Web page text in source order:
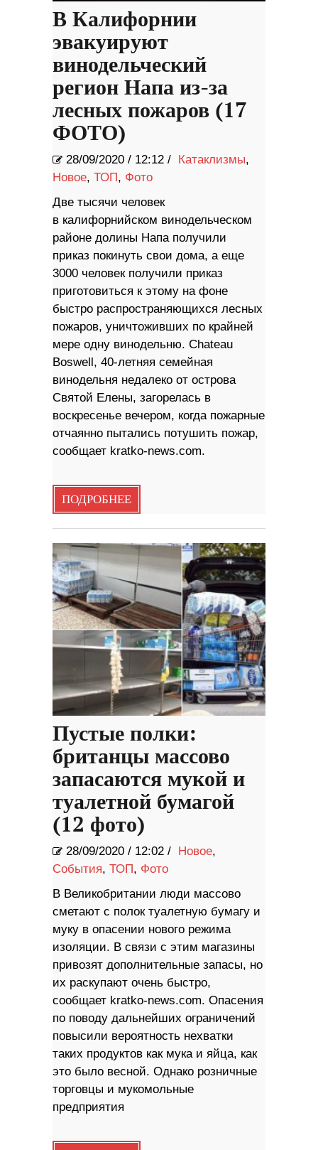
В Калифорнии
эвакуируют
винодельческий
регион Напа из-за
лесных пожаров (17
ФОТО)
28/09/2020 / 12:12 / Катаклизмы,
Новое, ТОП, Фото
Две тысячи человек
в калифорнийском винодельческом
районе долины Напа получили
приказ покинуть свои дома, а еще
3000 человек получили приказ
приготовиться к этому на фоне
быстро распространяющихся лесных
пожаров, уничтоживших по крайней
мере одну винодельню. Chateau
Boswell, 40-летняя семейная
винодельня недалеко от острова
Святой Елены, загорелась в
воскресенье вечером, когда пожарные
отчаянно пытались потушить пожар,
сообщает kratko-news.com.
ПОДРОБНЕЕ
Пустые полки:
британцы массово
запасаются мукой и
туалетной бумагой
(12 фото)
28/09/2020 / 12:02 / Новое,
События, ТОП, Фото
В Великобритании люди массово
сметают с полок туалетную бумагу и
муку в опасении нового режима
изоляции. В связи с этим магазины
привозят дополнительные запасы, но
их раскупают очень быстро,
сообщает kratko-news.com. Опасения
по поводу дальнейших ограничений
повысили вероятность нехватки
таких продуктов как мука и яйца, как
это было весной. Однако розничные
торговцы и мукомольные
предприятия